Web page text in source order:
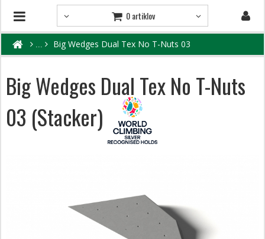
0 artiklov
Big Wedges Dual Tex No T-Nuts 03
Big Wedges Dual Tex No T-Nuts
03 (Stacker)